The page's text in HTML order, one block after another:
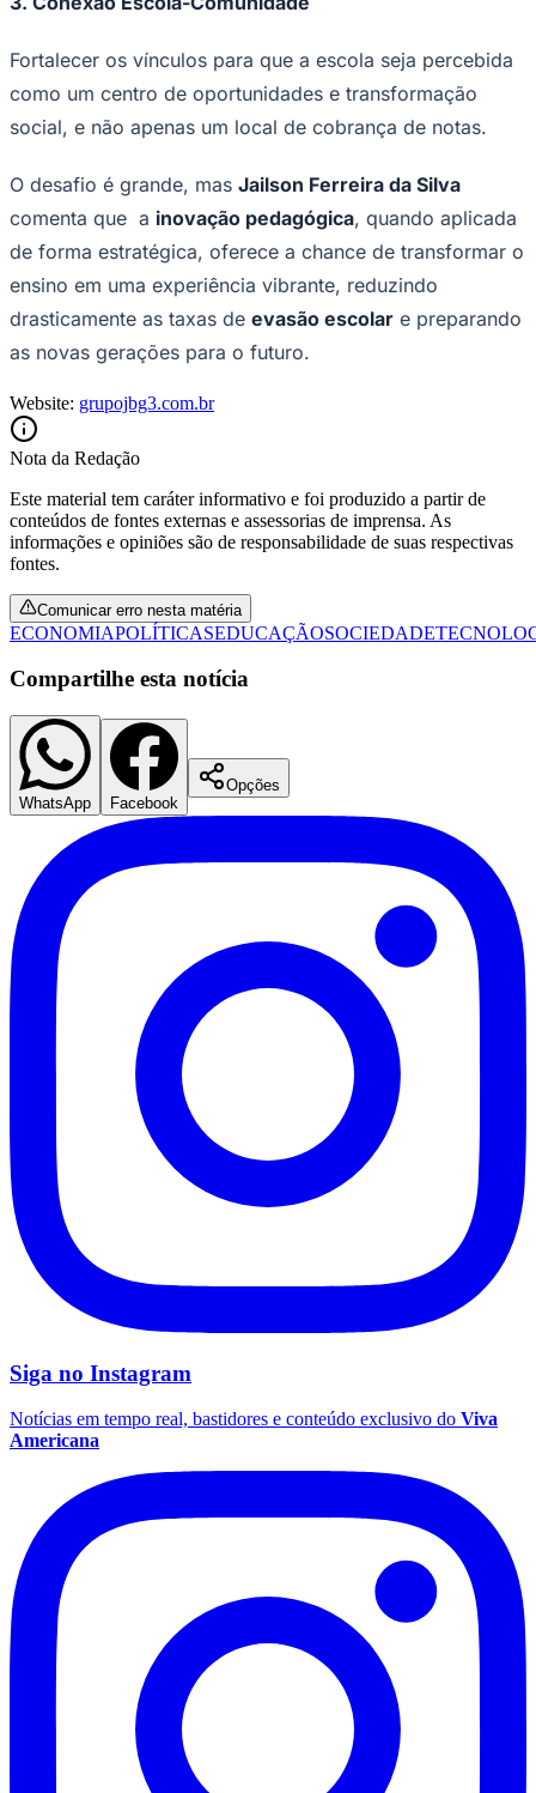
Santos
Flamengo
Fortalecer os vínculos para que a escola seja percebida
como um centro de oportunidades e transformação
social, e não apenas um local de cobrança de notas.
O desafio é grande, mas Jailson Ferreira da Silva
comenta que a inovação pedagógica, quando aplicada
de forma estratégica, oferece a chance de transformar o
ensino em uma experiência vibrante, reduzindo
drasticamente as taxas de evasão escolar e preparando
as novas gerações para o futuro.
Website: grupojbg3.com.br
Nota da Redação
Este material tem caráter informativo e foi produzido a partir de
conteúdos de fontes externas e assessorias de imprensa. As
informações e opiniões são de responsabilidade de suas respectivas
fontes.
Comunicar erro nesta matéria
ECONOMIAPOLÍTICASEDUCAÇÃOSOCIEDADE
Compartilhe esta notícia
WhatsApp Facebook
Opções
Siga no Instagram
Notícias em tempo real, bastidores e conteúdo exclusivo do Viva
Americana